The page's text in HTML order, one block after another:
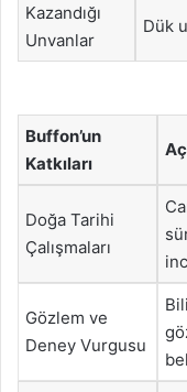
Kazandığı
Unvanlar
Dük
Buffon’un
Katkıları
Doğa Tarihi
Çalışmaları
Gözlem ve
Deney Vurgusu